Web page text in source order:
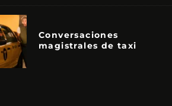
Conversaciones
magistrales de taxi